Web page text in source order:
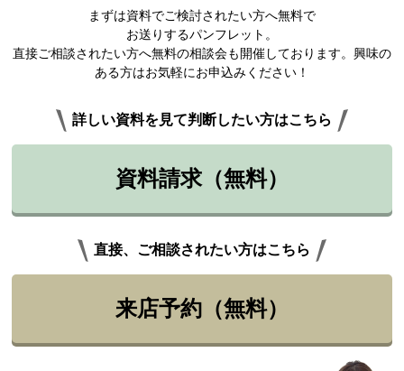
まずは資料でご検討されたい方へ無料で
お送りするパンフレット。
直接ご相談されたい方へ無料の相談会も開催しております。興味の
ある方はお気軽にお申込みください！
詳しい資料を見て判断したい方はこちら
資料請求（無料）
直接、ご相談されたい方はこちら
来店予約（無料）